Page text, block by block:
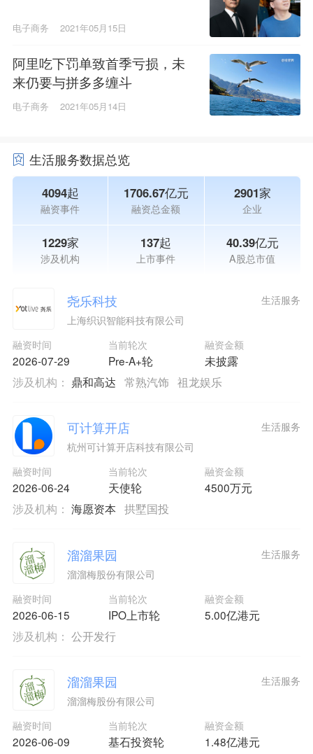
电子商务 2021年05月15日
阿里吃下罚单致首季亏损，未
来仍要与拼多多缠斗
电子商务 2021年05月14日
生活服务数据总览
4094起
融资事件
1706.67亿元
融资总金额
2901家
企业
1229家
涉及机构
137起
上市事件
40.39亿元
A股总市值
尧乐科技
上海织识智能科技有限公司
融资时间
2026-07-29
当前轮次
Pre-A+轮
融资金额
未披露
生活服务
涉及机构： 鼎和高达 常熟汽饰 祖龙娱乐
可计算开店
杭州可计算开店科技有限公司
融资时间
2026-06-24
当前轮次
天使轮
融资金额
4500万元
生活服务
涉及机构： 海愿资本 拱墅国投
溜溜果园
溜溜梅股份有限公司
融资时间
2026-06-15
当前轮次
IPO上市轮
融资金额
5.00亿港元
生活服务
涉及机构： 公开发行
溜溜果园
溜溜梅股份有限公司
融资时间
2026-06-09
当前轮次
基石投资轮
融资金额
1.48亿港元
生活服务